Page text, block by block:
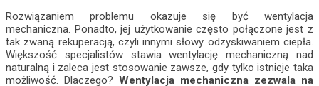
Rozwiązaniem problemu okazuje się być wentylacja
mechaniczna. Ponadto, jej użytkowanie często połączone jest z
tak zwaną rekuperacją, czyli innymi słowy odzyskiwaniem ciepła.
Większość specjalistów stawia wentylację mechaniczną nad
naturalną i zaleca jest stosowanie zawsze, gdy tylko istnieje taka
możliwość. Dlaczego? Wentylacja mechaniczna zezwala na